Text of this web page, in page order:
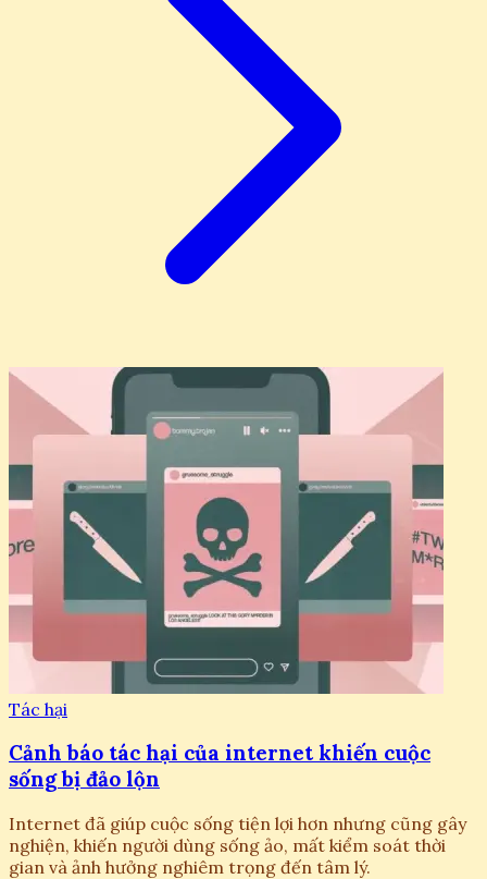
Tác hại
Cảnh báo tác hại của internet khiến cuộc
sống bị đảo lộn
Internet đã giúp cuộc sống tiện lợi hơn nhưng cũng gây
nghiện, khiến người dùng sống ảo, mất kiểm soát thời
gian và ảnh hưởng nghiêm trọng đến tâm lý.